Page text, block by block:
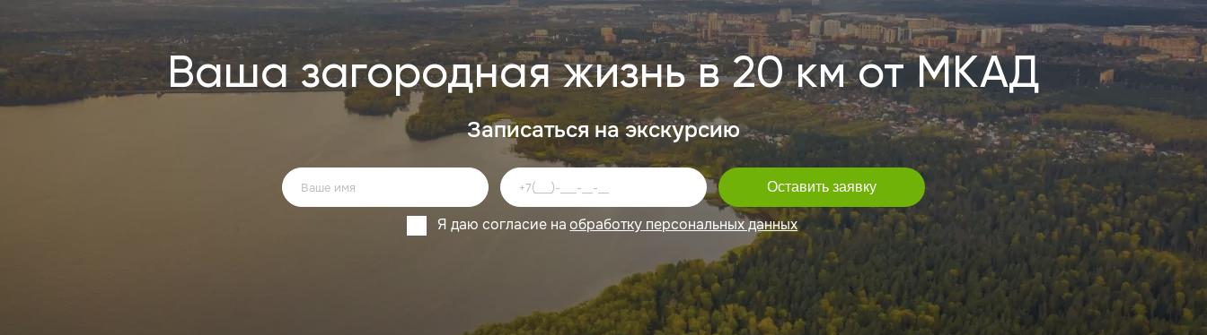
Ваша загородная жизнь в 20 км от МКАД
Записаться на экскурсию
Я даю согласие на обработку персональных данных